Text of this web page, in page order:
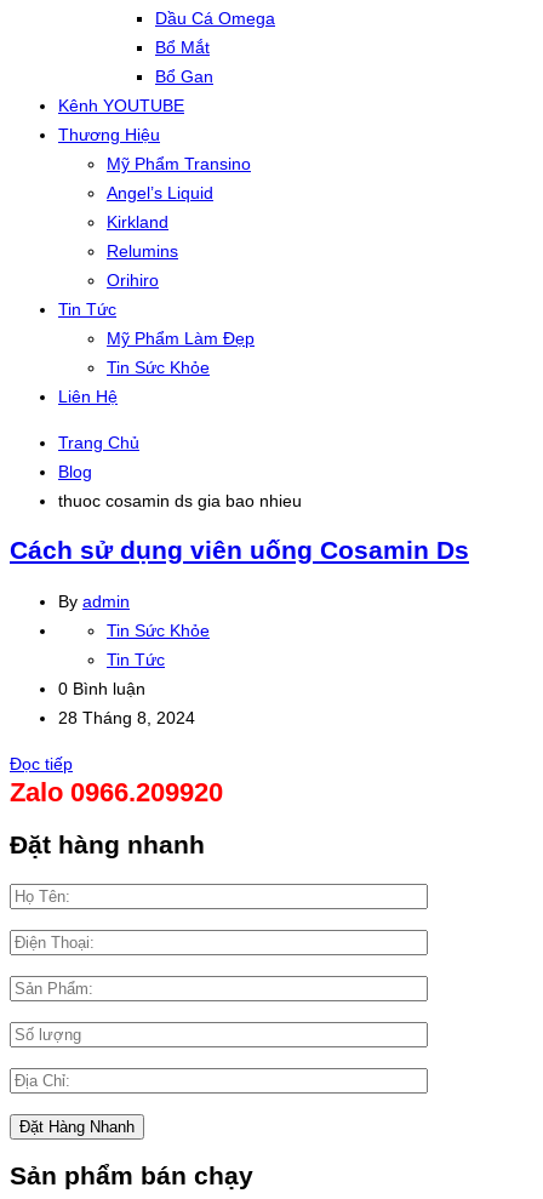
Dầu Cá Omega
Bổ Mắt
Bổ Gan
Kênh YOUTUBE
Thương Hiệu
Mỹ Phẩm Transino
Angel’s Liquid
Kirkland
Relumins
Orihiro
Tin Tức
Mỹ Phẩm Làm Đẹp
Tin Sức Khỏe
Liên Hệ
Trang Chủ
Blog
thuoc cosamin ds gia bao nhieu
Cách sử dụng viên uống Cosamin Ds
By admin
Tin Sức Khỏe
Tin Tức
0 Bình luận
28 Tháng 8, 2024
Đọc tiếp
Zalo 0966.209920
Đặt hàng nhanh
Sản phẩm bán chạy